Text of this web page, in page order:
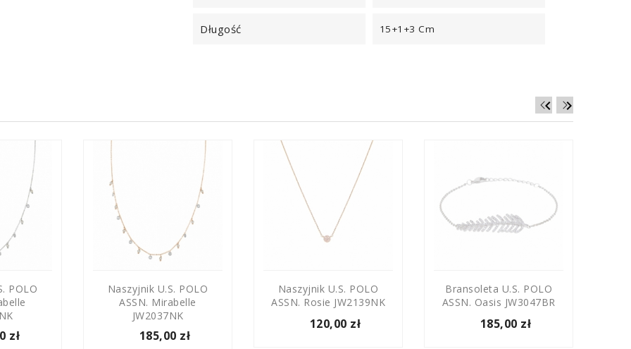
Długość 15+1+3 Cm

POLO
zł
Naszyjnik U.S. POLO
ASSN. Mirabelle
JW2037NK
185,00 zł
Naszyjnik U.S. POLO
ASSN. Rosie JW2139NK
120,00 zł
Bransoleta U.S. POLO
ASSN. Oasis JW3047BR
185,00 zł
